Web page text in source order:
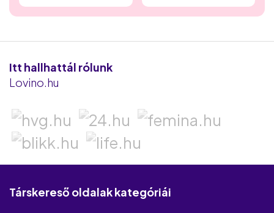
iDates
Puncs.hu
Love.hu
Elittárs.hu
Be2
CougarCrush
Itt hallhattál rólunk
Lovino.hu
Társkereső oldalak kategóriái